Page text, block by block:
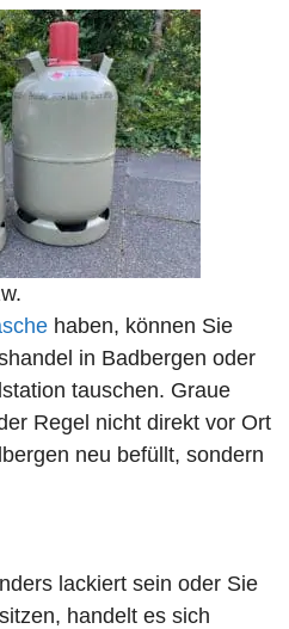
haben, können Sie
in Badbergen oder
tauschen. Graue
Regel nicht direkt vor Ort
neu befüllt, sondern
lackiert sein oder Sie
handelt es sich